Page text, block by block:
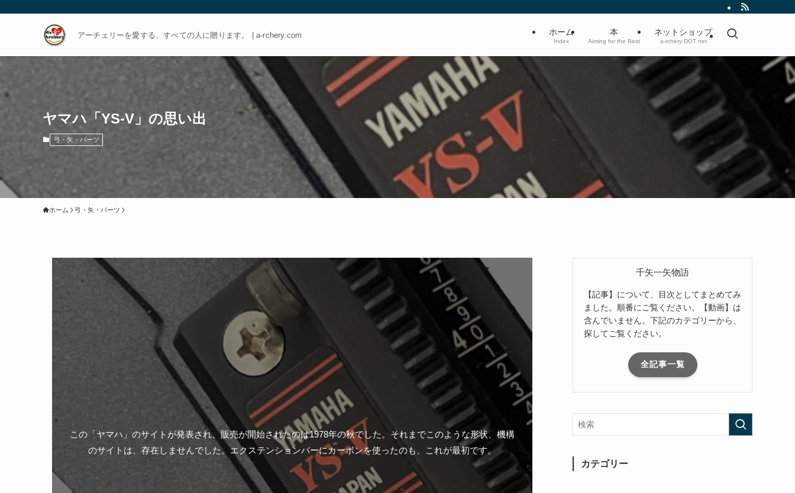
アーチェリーを愛する、すべての人に贈ります。 | a-rchery.com ホーム
Index
本
Aiming for the Best
ネットショップ
a-rchery DOT net
ヤマハ「YS-V」の思い出
弓・矢・パーツ
ホーム 弓・矢・パーツ
この「ヤマハ」のサイトが発表され、販売が開始されたのは1978年の秋でした。それまでこのような形状、機構
のサイトは、存在しませんでした。エクステンションバーにカーボンを使ったのも、これが最初です。
千矢一矢物語
【記事】について、目次としてまとめてみ
ました。順番にご覧ください。【動画】は
含んでいません。下記のカテゴリーから、
探してご覧ください。
全記事一覧
カテゴリー